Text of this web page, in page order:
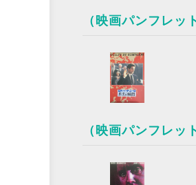
（映画パンフレッ
（映画パンフレッ